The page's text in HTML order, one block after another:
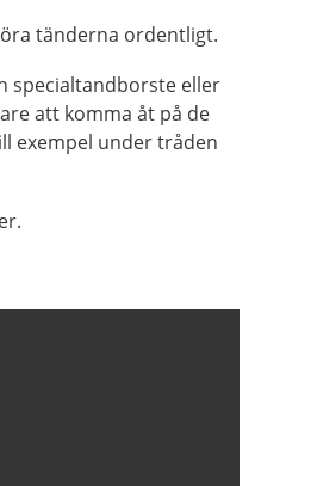
tänderna ordentligt.
specialtandborste eller
att komma åt på de
exempel under tråden